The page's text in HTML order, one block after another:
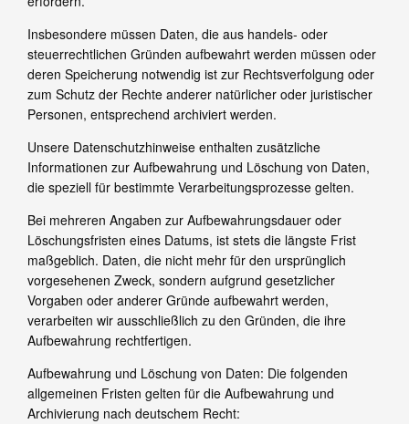
Insbesondere müssen Daten, die aus handels- oder
steuerrechtlichen Gründen aufbewahrt werden müssen oder
deren Speicherung notwendig ist zur Rechtsverfolgung oder
zum Schutz der Rechte anderer natürlicher oder juristischer
Personen, entsprechend archiviert werden.
Unsere Datenschutzhinweise enthalten zusätzliche
Informationen zur Aufbewahrung und Löschung von Daten,
die speziell für bestimmte Verarbeitungsprozesse gelten.
Bei mehreren Angaben zur Aufbewahrungsdauer oder
Löschungsfristen eines Datums, ist stets die längste Frist
maßgeblich. Daten, die nicht mehr für den ursprünglich
vorgesehenen Zweck, sondern aufgrund gesetzlicher
Vorgaben oder anderer Gründe aufbewahrt werden,
verarbeiten wir ausschließlich zu den Gründen, die ihre
Aufbewahrung rechtfertigen.
Aufbewahrung und Löschung von Daten: Die folgenden
allgemeinen Fristen gelten für die Aufbewahrung und
Archivierung nach deutschem Recht: